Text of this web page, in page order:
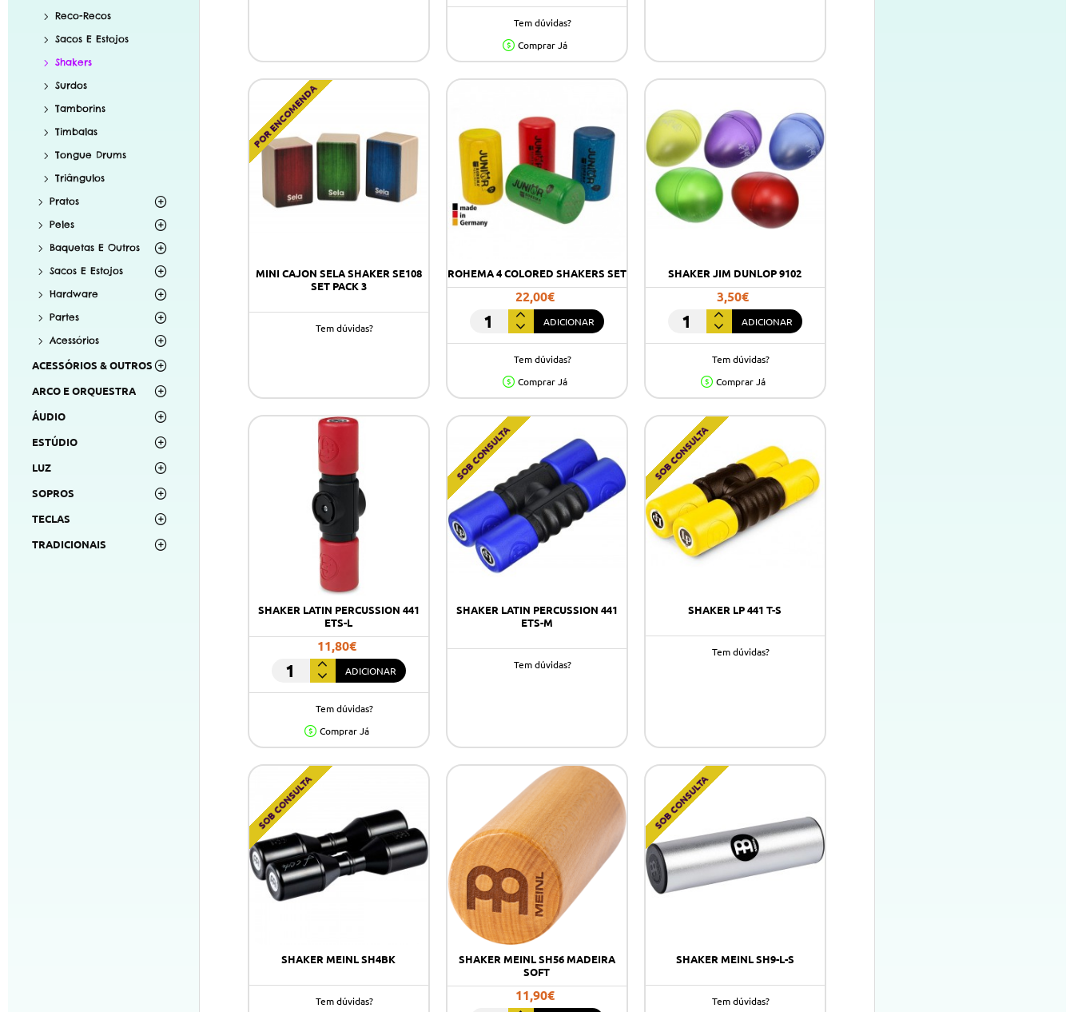
Reco-Recos
Sacos E Estojos
Shakers
Surdos
Tamborins
Timbalas
Tongue Drums
Triângulos
Pratos
Peles
Baquetas E Outros
Sacos E Estojos
Hardware
Partes
Acessórios
ACESSÓRIOS & OUTROS
ARCO E ORQUESTRA
ÁUDIO
ESTÚDIO
LUZ
SOPROS
TECLAS
TRADICIONAIS
JS88BK
ALUMINIUM
JINGLE
SHAKER
Tem dúvidas?
Comprar Já
POR ENCOMENDA
MINI CAJON SELA SHAKER SE108
SET PACK 3
Tem dúvidas?
ROHEMA 4 COLORED SHAKERS SET
22,00€
ROHEMA
4
COLORED
SHAKERS
SET
ADICIONAR
Tem dúvidas?
Comprar Já
SHAKER JIM DUNLOP 9102
3,50€
SHAKER
JIM
DUNLOP
ADICIONAR
Tem dúvidas?
Comprar Já
SHAKER LATIN PERCUSSION 441
ETS-L
11,80€
SHAKER
LATIN
PERCUSSION
ETS-
L
ADICIONAR
Tem dúvidas?
Comprar Já
SOB CONSULTA
SHAKER LATIN PERCUSSION 441
ETS-M
Tem dúvidas?
SOB CONSULTA
SHAKER LP 441 T-S
Tem dúvidas?
SOB CONSULTA
SHAKER MEINL SH4BK
Tem dúvidas?
SHAKER MEINL SH56 MADEIRA
SOFT
11,90€
SOB CONSULTA
SHAKER MEINL SH9-L-S
Tem dúvidas?